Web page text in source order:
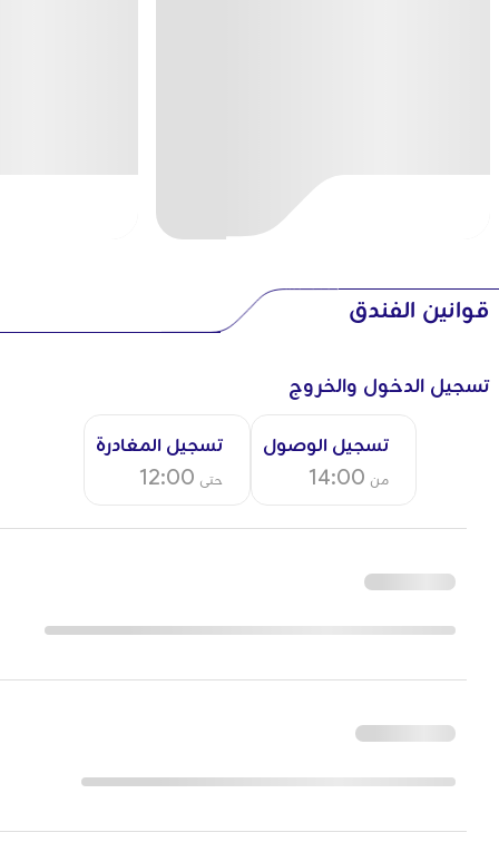
قوانين الفندق
تسجيل الدخول والخروج
تسجيل الوصول
من
تسجيل المغادرة
حتى